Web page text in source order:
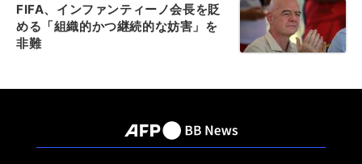
FIFA、インファンティーノ会長を貶
める「組織的かつ継続的な妨害」を
非難